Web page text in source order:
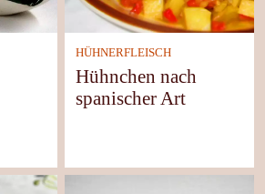
HÜHNERFLEISCH
Hühnchen nach
spanischer Art